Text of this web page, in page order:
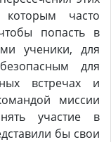
часто
попасть в
ученики, для
для
встречах и
миссии
участие в
бы свои